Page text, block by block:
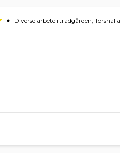
Diverse arbete i trädgården, Torshälla